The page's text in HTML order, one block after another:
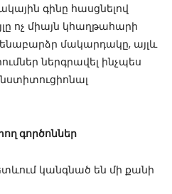
գինը հասցնելով
ոչ միայն կհաղթահարի
մակարդակը, այլև
ներգրավել ինչպես
գործոններ
կանգնած են մի քանի